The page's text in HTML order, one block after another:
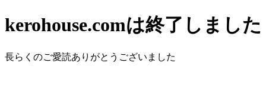
kerohouse.comは終了しました
長らくのご愛読ありがとうございました